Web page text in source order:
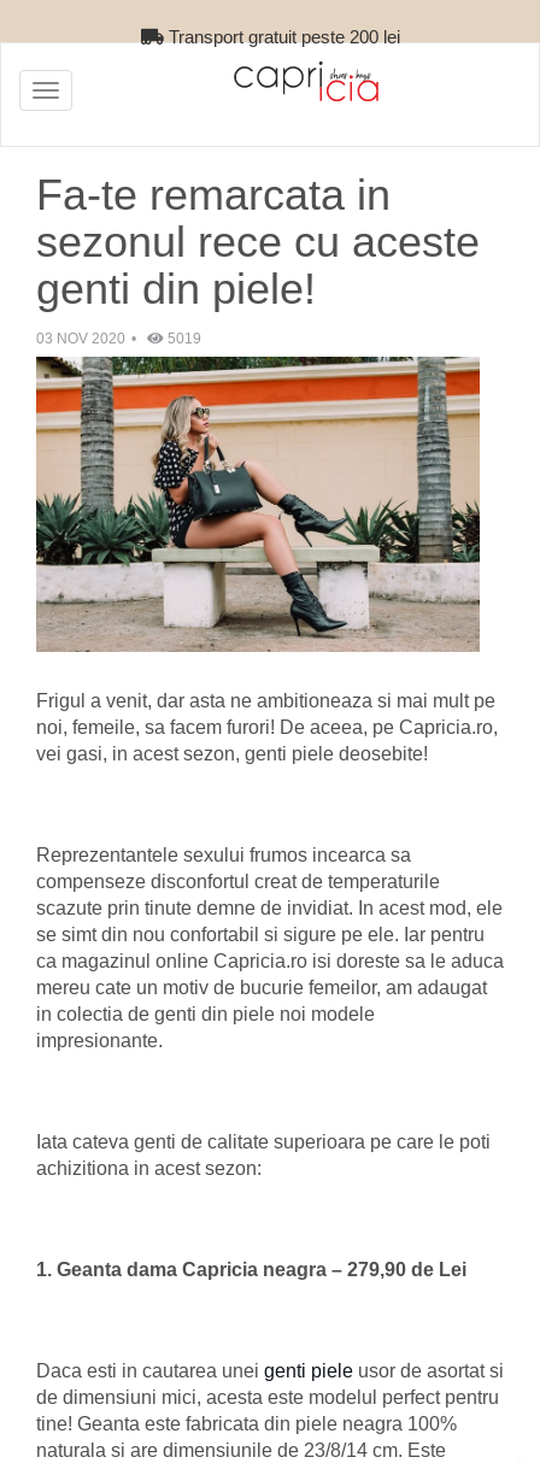
Retur gratuit
Toggle
navigation
Fa-te remarcata in
sezonul rece cu aceste
genti din piele!
03 NOV 2020 5019
Frigul a venit, dar asta ne ambitioneaza si mai mult pe
noi, femeile, sa facem furori! De aceea, pe Capricia.ro,
vei gasi, in acest sezon, genti piele deosebite!
Reprezentantele sexului frumos incearca sa
compenseze disconfortul creat de temperaturile
scazute prin tinute demne de invidiat. In acest mod, ele
se simt din nou confortabil si sigure pe ele. Iar pentru
ca magazinul online Capricia.ro isi doreste sa le aduca
mereu cate un motiv de bucurie femeilor, am adaugat
in colectia de genti din piele noi modele
impresionante.
Iata cateva genti de calitate superioara pe care le poti
achizitiona in acest sezon:
1. Geanta dama Capricia neagra – 279,90 de Lei
Daca esti in cautarea unei genti piele usor de asortat si
de dimensiuni mici, acesta este modelul perfect pentru
tine! Geanta este fabricata din piele neagra 100%
naturala si are dimensiunile de 23/8/14 cm. Este